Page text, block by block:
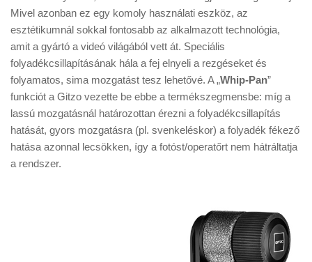
Mivel azonban ez egy komoly használati eszköz, az
esztétikumnál sokkal fontosabb az alkalmazott technológia,
amit a gyártó a videó világából vett át. Speciális
folyadékcsillapításának hála a fej elnyeli a rezgéseket és
folyamatos, sima mozgatást tesz lehetővé. A „Whip-Pan”
funkciót a Gitzo vezette be ebbe a termékszegmensbe: míg a
lassú mozgatásnál határozottan érezni a folyadékcsillapítás
hatását, gyors mozgatásra (pl. svenkeléskor) a folyadék fékező
hatása azonnal lecsökken, így a fotóst/operatőrt nem hátráltatja
a rendszer.